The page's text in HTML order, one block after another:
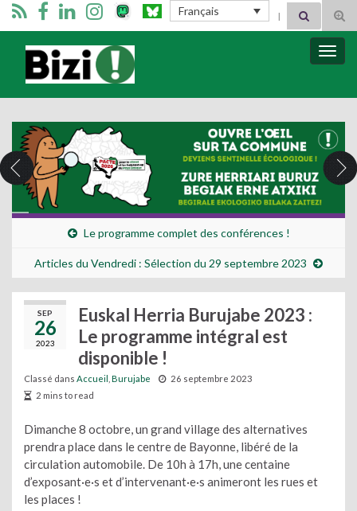
Français Search for:
Bizimugi
Le programme complet des conférences !
Articles du Vendredi : Sélection du 29 septembre 2023
SEP
26
2023
Euskal Herria Burujabe 2023 :
Le programme intégral est
disponible !
Classé dans Accueil Burujabe
26 septembre 2023
2 mins to read
Dimanche 8 octobre, un grand village des alternatives
prendra place dans le centre de Bayonne, libéré de la
circulation automobile. De 10h à 17h, une centaine
d’exposant·e·s et d’intervenant·e·s animeront les rues et
les places !